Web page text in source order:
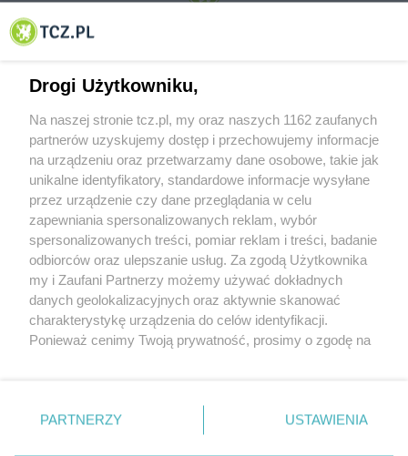
© 2001-2026 Tczew - TCZ.PL Sp. z o.o. Internetowy Serwis Informacyjny Miasta
O FIRMIE POLITYKA PRYWATNOŚCI HOSTING
REKLAMA WSPÓŁPRACA RSS FACEBOOK KONTAKT
Nasze serwisy
Aktualności
Tcz24
Historia miasta
Muzyka i kultura
Archiwum wydarzeń
Zdjęcia miasta
Drogi Użytkowniku,
Na naszej stronie tcz.pl, my oraz naszych 1162 zaufanych
partnerów uzyskujemy dostęp i przechowujemy informacje
na urządzeniu oraz przetwarzamy dane osobowe, takie jak
unikalne identyfikatory, standardowe informacje wysyłane
przez urządzenie czy dane przeglądania w celu
zapewniania spersonalizowanych reklam, wybór
spersonalizowanych treści, pomiar reklam i treści, badanie
odbiorców oraz ulepszanie usług. Za zgodą Użytkownika
my i Zaufani Partnerzy możemy używać dokładnych
danych geolokalizacyjnych oraz aktywnie skanować
charakterystykę urządzenia do celów identyfikacji.
Ponieważ cenimy Twoją prywatność, prosimy o zgodę na
znajdujący się w lewym dolnym rogu strony
. Niektóre
PARTNERZY USTAWIENIA